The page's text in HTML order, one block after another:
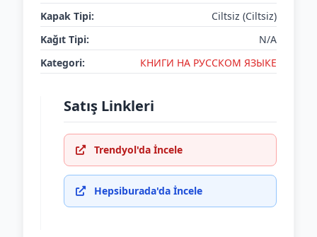
Kapak Tipi:
Ciltsiz (Ciltsiz)
Kağıt Tipi:
N/A
Kategori:
КНИГИ НА РУССКОМ ЯЗЫКЕ
Satış Linkleri
Trendyol'da İncele
Hepsiburada'da İncele